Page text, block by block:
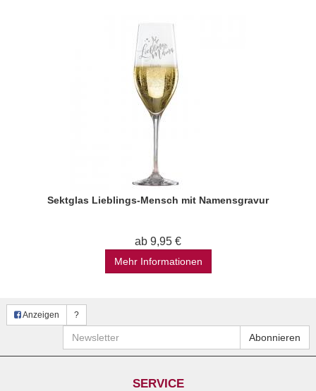
Sektglas Lieblings-Mensch mit Namensgravur
ab 9,95 €
Mehr Informationen
Anzeigen ?
Newsletter Abonnieren
SERVICE